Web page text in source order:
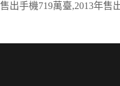
手機719萬臺,2013年售